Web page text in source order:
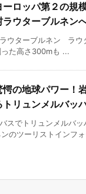
ーロッパ第２の規
ラウターブルネン
ラウターブルネン ラウ
た高さ300mも ...
愕の地球パワー！
トリュンメルバッ
バスでトリュンメルバ
ンのツーリストインフ